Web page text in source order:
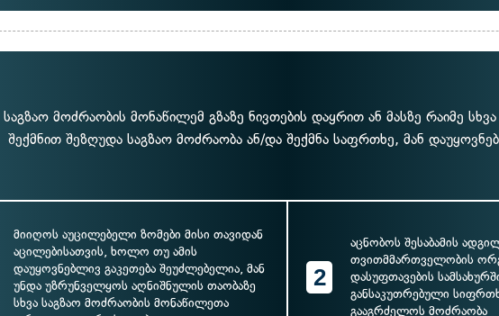
მოძრაობის მონაწილემ გზაზე ნივთების დაყრით ან მასზე რაიმე
შექმნით შეზღუდა საგზაო მოძრაობა ან/და შექმნა საფრთხე, მან
მიიღოს აუცილებელი ზომები მისი თავიდან
აცილებისათვის, ხოლო თუ ამის
დაუყოვნებლივ გაკეთება შეუძლებელია, მან
უნდა უზრუნველყოს აღნიშნულის თაობაზე
სხვა საგზაო მოძრაობის მონაწილეთა
2
აცნობოს შესაბამის
თვითმმართველობის
დასუფთავების
განსაკუთრებული
გააგრძელოს მოძრაობა